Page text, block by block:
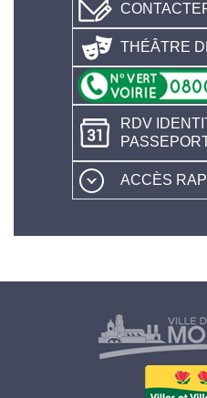
THÉÂTRE
RDV
ACCÈS